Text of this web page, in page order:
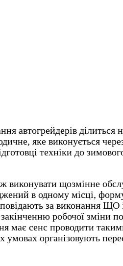
автогрейдерів ділиться
яке виконується
техніки до
виконувати щозмінне
в одному місці,
за виконання ЩО
робочої зміни
має сенс проводити
організовують